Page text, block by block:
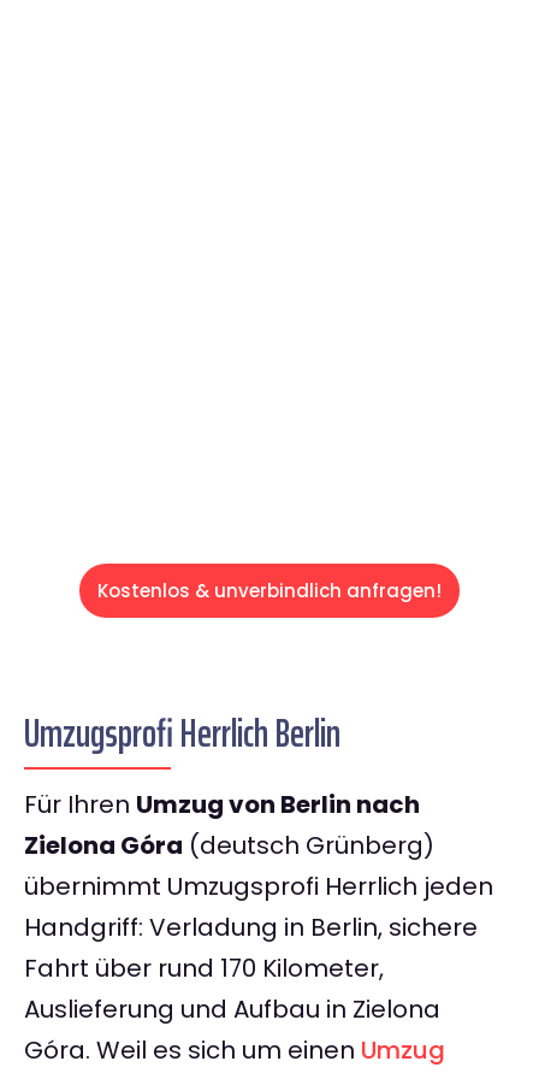
Kostenlos & unverbindlich anfragen!
Umzugsprofi Herrlich Berlin
Für Ihren Umzug von Berlin nach
Zielona Góra (deutsch Grünberg)
übernimmt Umzugsprofi Herrlich jeden
Handgriff: Verladung in Berlin, sichere
Fahrt über rund 170 Kilometer,
Auslieferung und Aufbau in Zielona
Góra. Weil es sich um einen Umzug